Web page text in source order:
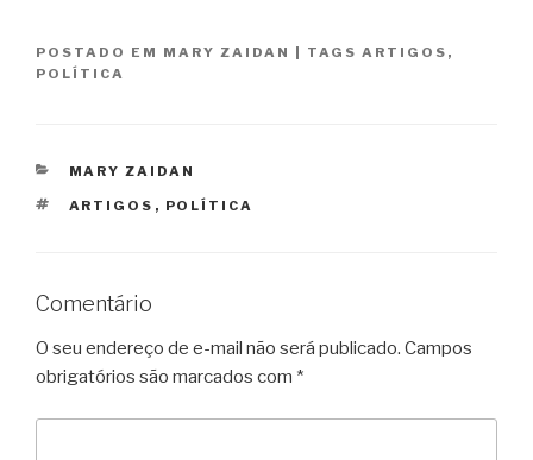
POSTADO EM MARY ZAIDAN | TAGS ARTIGOS ,
POLÍTICA
CATEGORIAS
MARY ZAIDAN
TAGS
ARTIGOS , POLÍTICA
Comentário
O seu endereço de e-mail não será publicado. Campos
obrigatórios são marcados com *